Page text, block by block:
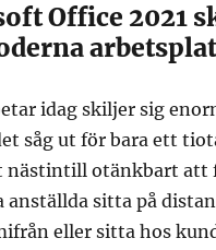
Office 2021
idag skiljer sig
såg ut för bara ett
nästintill otänkbart att
anställda sitta på
eller sitta hos